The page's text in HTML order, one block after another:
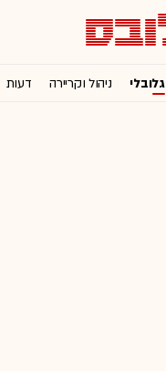
גלובלי ניהול וקריירה דעות